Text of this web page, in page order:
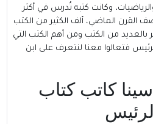
وكانت كتبه تُدرس في أكثر
القرن الماضي، ألف الكثير من الكتب
بالعديد من الكتب ومن أهم الكتب التي
فتعالوا معنا لنتعرف على ابن
كاتب كتاب